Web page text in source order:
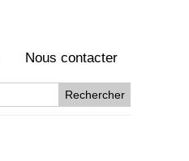
Nous contacter